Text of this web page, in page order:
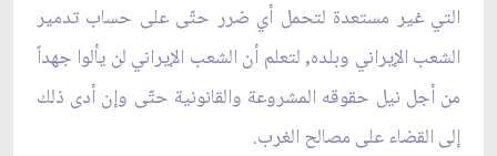
التي غير مستعدة لتحمل أي ضرر حتّى على حساب تدمير
الشعب الإيراني وبلده, لتعلم أن الشعب الإيراني لن يألوا جهداً
من أجل نيل حقوقه المشروعة والقانونية حتّى وإن أدى ذلك
إلى القضاء على مصالح الغرب.